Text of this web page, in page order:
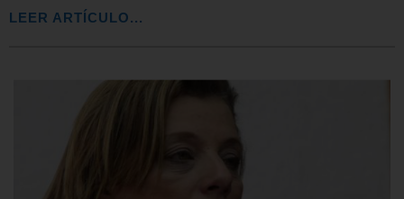
LEER ARTÍCULO...